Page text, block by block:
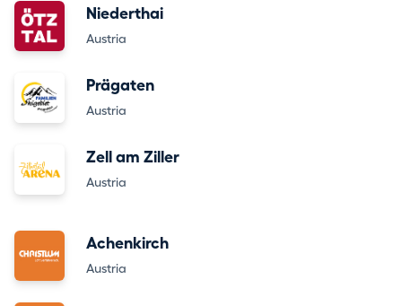
Niederthai
Austria
Prägaten
Austria
Zell am Ziller
Austria
Achenkirch
Austria